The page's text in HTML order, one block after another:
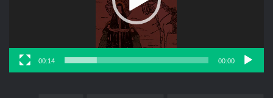
00:00
00:14